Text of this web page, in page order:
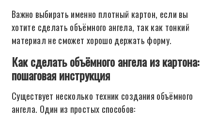
Важно выбирать именно плотный картон, если вы
хотите сделать объёмного ангела, так как тонкий
материал не сможет хорошо держать форму.
Как сделать объёмного ангела из картона:
пошаговая инструкция
Существует несколько техник создания объёмного
ангела. Один из простых способов: